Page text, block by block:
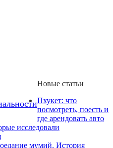
Новые статьи
Пхукет: что
посмотреть, поесть и
где арендовать авто
исследовали
мумий. История